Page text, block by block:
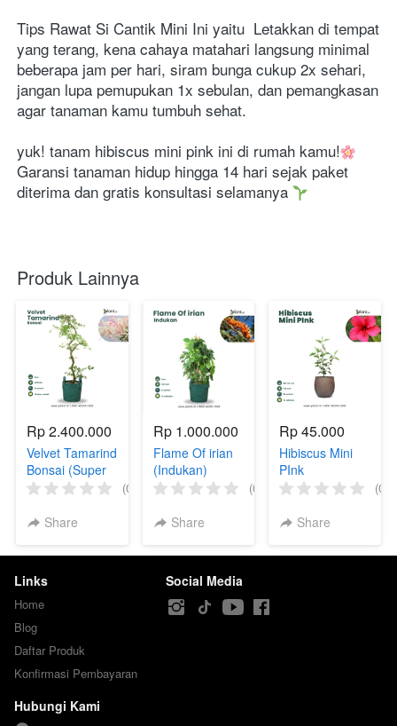
Tips Rawat Si Cantik Mini Ini yaitu  Letakkan di tempat
yang terang, kena cahaya matahari langsung minimal
beberapa jam per hari, siram bunga cukup 2x sehari,
jangan lupa pemupukan 1x sebulan, dan pemangkasan
agar tanaman kamu tumbuh sehat.
yuk! tanam hibiscus mini pink ini di rumah kamu!
Garansi tanaman hidup hingga 14 hari sejak paket
diterima dan gratis konsultasi selamanya
Produk Lainnya
Rp 2.400.000
Velvet Tamarind
Bonsai (Super
Jumbo)
(0)
Share
Rp 1.000.000
Flame Of irian
(Indukan)
(0)
Share
Rp 45.000
Hibiscus Mini
PInk
(0)
Share
Links
Home
Blog
Daftar Produk
Konfirmasi Pembayaran
Social Media
Hubungi Kami